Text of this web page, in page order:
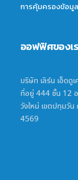
การคุ้มครองข้อมู
ออฟฟิศของเ
บริษัท เลิร์น เอ็ดดู
ที่อยู่ 444 ชั้น 12 อ
วังใหม่ เขตปทุมวั
4569